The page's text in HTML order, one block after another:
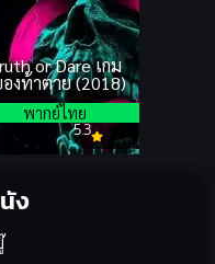
ง
or Dare เกม
งท้าตาย (2018)
5.3
พากย์ไทย